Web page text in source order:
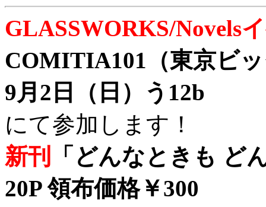
GLASSWORKS/Novels
COMITIA101（東京ビ
9月2日（日）う12b
にて参加します！
新刊
「どんなときも ど
20P 領布価格￥300